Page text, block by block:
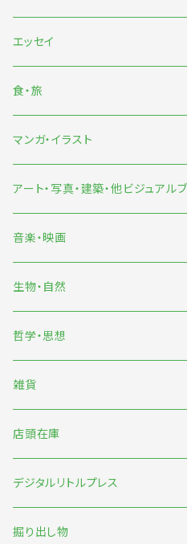
海外文芸
詩歌・短歌・俳句
エッセイ
食・旅
食
旅
マンガ・イラスト
マンガ
イラスト
雨宮ひかる
くまおり純
アート・写真・建築・他ビジュアル
音楽・映画
生物・自然
哲学・思想
雑貨
店頭在庫
新刊台
本の本
デジタルリトルプレス
オリジナル
掘り出し物